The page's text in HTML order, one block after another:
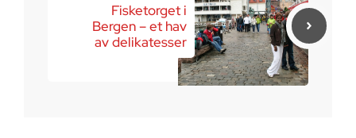
Fisketorget i
Bergen – et hav
av delikatesser